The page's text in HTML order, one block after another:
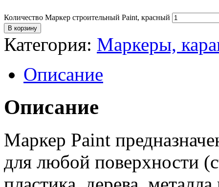
Количество Маркер строительный Paint, красный
В корзину
Категория: Маркеры,
Описание
Описание
Маркер Paint
для любой поверхности